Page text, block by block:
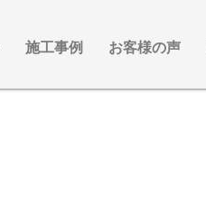
施工事例 お客様の声